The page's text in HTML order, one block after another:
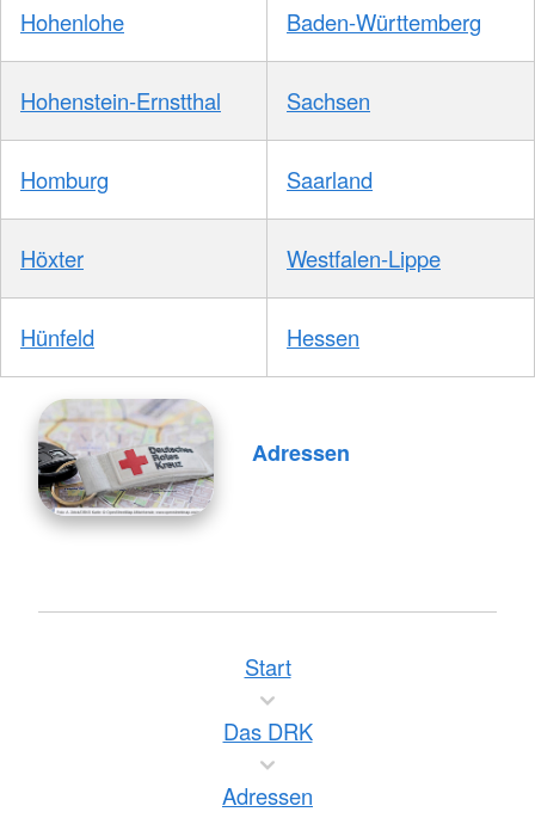
Hohenlohe Baden-Württemberg
Hohenstein-Ernstthal Sachsen
Homburg Saarland
Höxter Westfalen-Lippe
Hünfeld Hessen
Adressen
Start
Das DRK
Adressen